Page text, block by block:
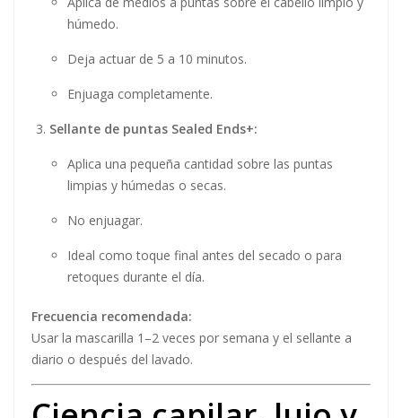
húmedo.
Deja actuar de 5 a 10 minutos.
Enjuaga completamente.
Sellante de puntas Sealed Ends+:
Aplica una pequeña cantidad sobre las puntas
limpias y húmedas o secas.
No enjuagar.
Ideal como toque final antes del secado o para
retoques durante el día.
Frecuencia recomendada:
Usar la mascarilla 1–2 veces por semana y el sellante a
diario o después del lavado.